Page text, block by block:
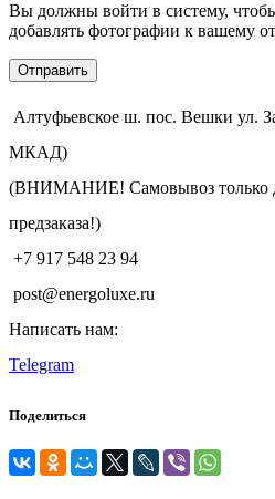
Вы должны войти в систему,
добавлять фотографии к вашему
Алтуфьевское ш. пос. Вешки ул.
МКАД)
(ВНИМАНИЕ! Самовывоз только
предзаказа!)
+7 917 548 23 94
post@energoluxe.ru
Написать нам:
Telegram
Поделиться